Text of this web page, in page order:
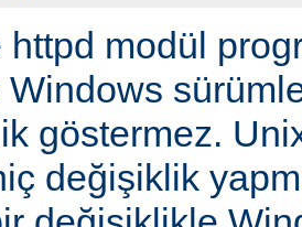
httpd modül
göstermez.
değişiklik